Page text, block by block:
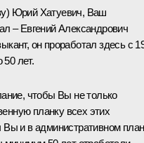
) Юрий Хатуевич, Ваш
– Евгений Александрович
он проработал здесь с
50 лет.
чтобы Вы не только
планку всех этих
и в административном